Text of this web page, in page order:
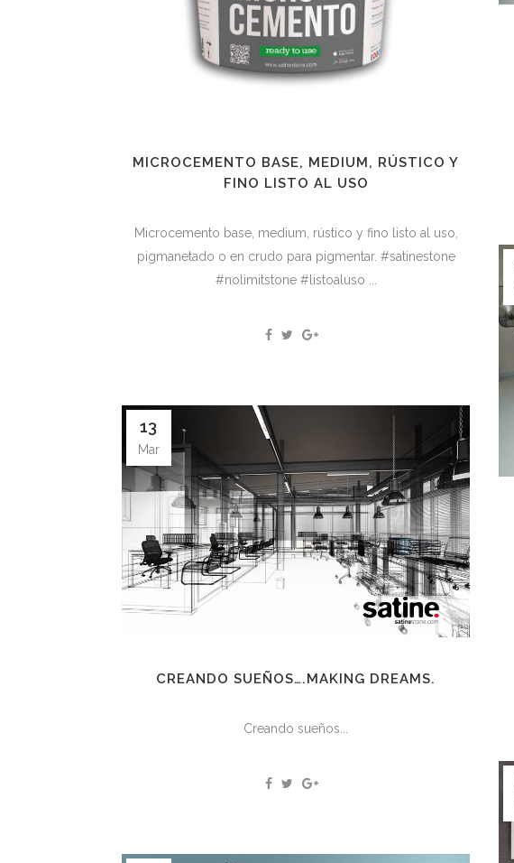
MICROCEMENTO BASE, MEDIUM, RÚSTICO Y
FINO LISTO AL USO
Microcemento base, medium, rústico y fino listo al uso,
pigmanetado o en crudo para pigmentar. #satinestone
#nolimitstone #listoaluso ...
13
Mar
CREANDO SUEÑOS….MAKING DREAMS.
Creando sueños...